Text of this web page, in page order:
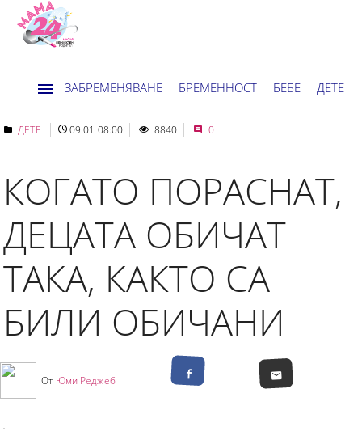
ЗАБРЕМЕНЯВАНЕ БРЕМЕННОСТ БЕБЕ ДЕТЕ
ДОМ НОВИНИ ХОРОСКОП
ДЕТЕ 09.01 08:00 8840 0
КОГАТО ПОРАСНАТ,
ДЕЦАТА ОБИЧАТ
ТАКА, КАКТО СА
БИЛИ ОБИЧАНИ
От Юми Реджеб